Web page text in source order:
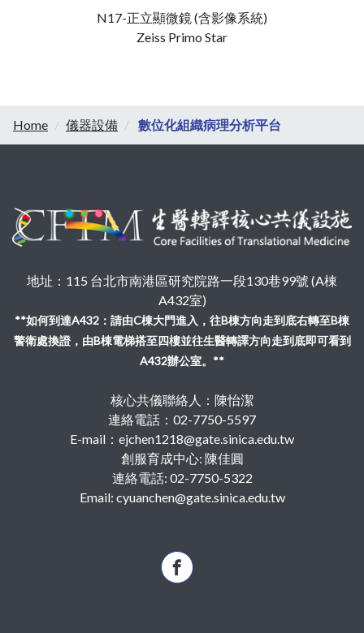
N17-正立顯微鏡 (含影像系統)
Zeiss Primo Star
Home 儀器設備 數位化組織病理分析平台
地址：115 台北市南港區研究院路一段130巷99號 (A棟
A432室)
**如何到達A432：請由C棟大門進入，往B棟方向走到底右轉至B棟
警衛處換證，由B棟電梯搭至四樓並往生醫轉譯方向走到底即可看到
A432辦公室。**
核心共儀聯絡人：陳怡潔
連絡電話：02-7750-5597
E-mail：ejchen1218@gate.sinica.edu.tw
創服育成中心: 陳佳圓
連絡電話: 02-7750-5322
Email: cyuanchen@gate.sinica.edu.tw